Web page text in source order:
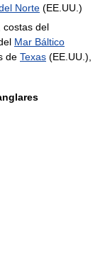
Norte (EE.UU.)
costas del
Mar Báltico
de Texas (EE.UU.),